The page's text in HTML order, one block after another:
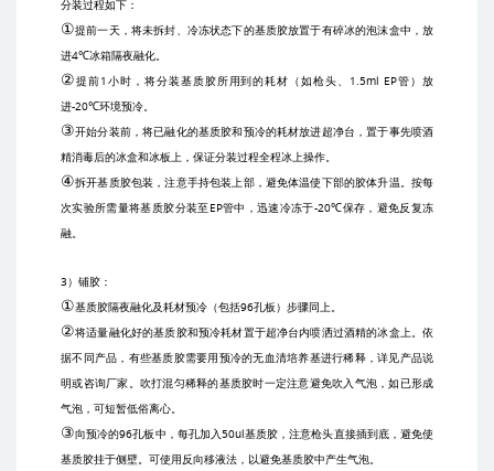
分装过程如下：
①提前一天，将未拆封、冷冻状态下的基质胶放置于有碎冰的泡沫盒中，放
进4℃冰箱隔夜融化。
②提前1 小时，将分装基质胶所用到的耗材（如枪头、 1.5ml EP管）放
进-20℃环境预冷。
③开始分装前，将已融化的基质胶和预冷的耗材放进超净台，置于事先喷酒
精消毒后的冰盒和冰板上，保证分装过程全程冰上操作。
④拆开基质胶包装，注意手持包装上部，避免体温使下部的胶体升温。按每
次实验所需量将基质胶分装至EP管中，迅速冷冻于-20℃保存，避免反复冻
融。
3）铺胶：
①基质胶隔夜融化及耗材预冷（包括96孔板）步骤同上。
②将适量融化好的基质胶和预冷耗材置于超净台内喷洒过酒精的冰盒上。依
据不同产品，有些基质胶需要用预冷的无血清培养基进行稀释，详见产品说
明或咨询厂家。吹打混匀稀释的基质胶时一定注意避免吹入气泡，如已形成
气泡，可短暂低俗离心。
③向预冷的96孔板中，每孔加入50ul基质胶，注意枪头直接插到底，避免使
基质胶挂于侧壁。可使用反向移液法，以避免基质胶中产生气泡。